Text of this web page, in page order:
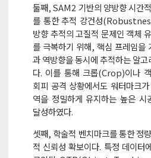
둘째, SAM2 기반의 양방향 시간
를 통한 추적 강건성
방향 추적의 고질적 문제인 객체
를 극복하기 위해, 핵심 프레임을
과 역방향을 동시에 추적하는 알
다. 이를 통해 크롭(Crop)이나
회피 공격 상황에서도 워터마크
역을 정밀하게 유지하는 높은 시
달성하였다.
셋째, 학술적 벤치마크를 통한 정
적 신뢰성 확보이다. 특정 데이터